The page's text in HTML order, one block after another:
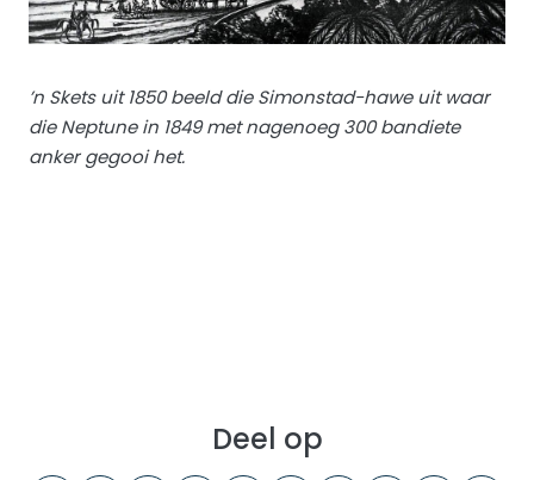
’n Skets uit 1850 beeld die Simonstad-hawe uit waar
die Neptune in 1849 met nagenoeg 300 bandiete
anker gegooi het.
Deel op